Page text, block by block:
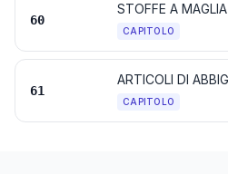
60
STOFFE A MAGLIA
CAPITOLO
61
CAPITOLO